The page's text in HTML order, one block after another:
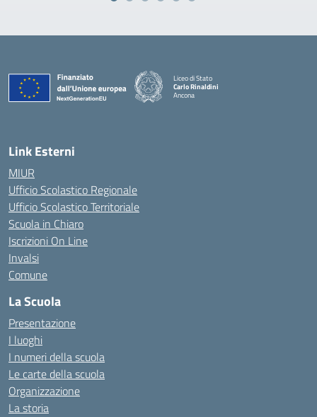
Liceo di Stato
Carlo Rinaldini
Ancona
Link Esterni
MIUR
Ufficio Scolastico Regionale
Ufficio Scolastico Territoriale
Scuola in Chiaro
Iscrizioni On Line
Invalsi
Comune
La Scuola
Presentazione
I luoghi
I numeri della scuola
Le carte della scuola
Organizzazione
La storia